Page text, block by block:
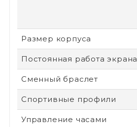
Размер корпуса
Постоянная работа экрана
Сменный браслет
Спортивные профили
Управление часами